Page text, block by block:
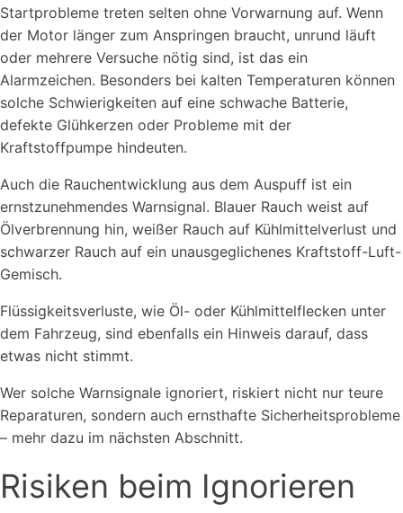
Startprobleme treten selten ohne Vorwarnung auf. Wenn
der Motor länger zum Anspringen braucht, unrund läuft
oder mehrere Versuche nötig sind, ist das ein
Alarmzeichen. Besonders bei kalten Temperaturen können
solche Schwierigkeiten auf eine schwache Batterie,
defekte Glühkerzen oder Probleme mit der
Kraftstoffpumpe hindeuten.
Auch die Rauchentwicklung aus dem Auspuff ist ein
ernstzunehmendes Warnsignal. Blauer Rauch weist auf
Ölverbrennung hin, weißer Rauch auf Kühlmittelverlust und
schwarzer Rauch auf ein unausgeglichenes Kraftstoff-Luft-
Gemisch.
Flüssigkeitsverluste, wie Öl- oder Kühlmittelflecken unter
dem Fahrzeug, sind ebenfalls ein Hinweis darauf, dass
etwas nicht stimmt.
Wer solche Warnsignale ignoriert, riskiert nicht nur teure
Reparaturen, sondern auch ernsthafte Sicherheitsprobleme
– mehr dazu im nächsten Abschnitt.
Risiken beim Ignorieren